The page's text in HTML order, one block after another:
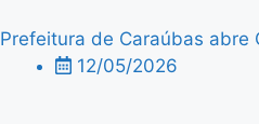
Prefeitura de Caraúbas abre
12/05/2026